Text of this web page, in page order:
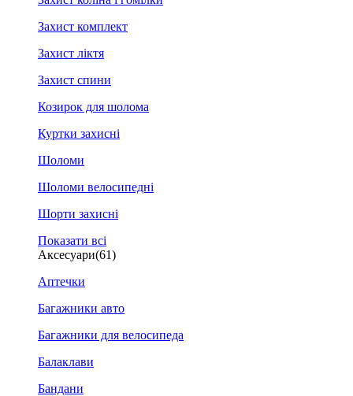
Захист комплект
Захист ліктя
Захист спини
Козирок для шолома
Куртки захисні
Шоломи
Шоломи велосипедні
Шорти захисні
Показати всі
Аксесуари(61)
Аптечки
Багажники авто
Багажники для велосипеда
Балаклави
Бандани